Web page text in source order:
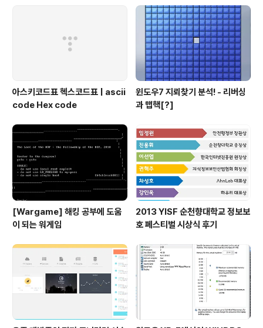
아스키코드표 헥스코드표 | ascii
code Hex code
윈도우7 지뢰찾기 분석! - 리버싱
과 맵핵[?]
[Wargame] 해킹 공부에 도움
이 되는 워게임
2013 YISF 순천향대학교 정보보
호 페스티벌 시상식 후기